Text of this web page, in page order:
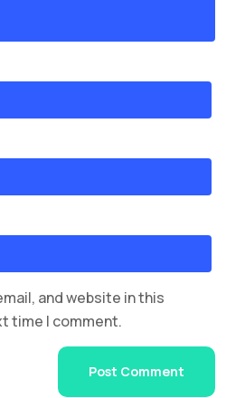
and website in this
time I comment.